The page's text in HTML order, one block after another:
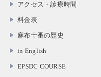
アクセス・診療時間
料金表
麻布十番の歴史
in English
EPSDC COURSE